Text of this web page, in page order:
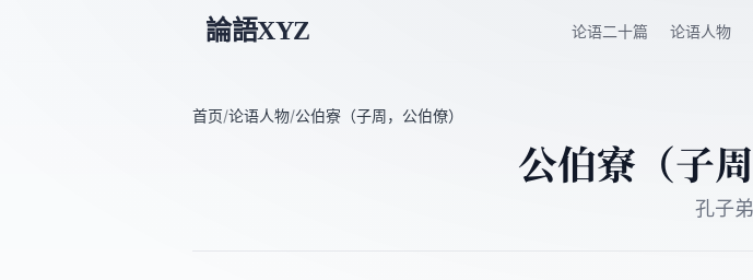
論語XYZ 论语二十篇 论语人物
首页/论语人物/公伯寮（子周，公伯僚）
公伯寮（子
孔子